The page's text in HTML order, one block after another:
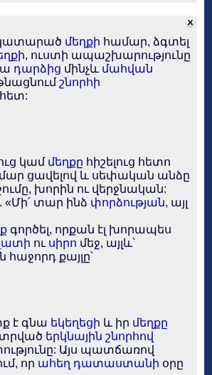
կատարած մեղքի համար, ձգտել
, ուստի ապաշխարությունը
դարձից մինչև մահվան
շնորհի
հետ:
կամ մեղքը հիշելուց հետո
ցավելով և սեփական անձը
խորին ու վերջնական:
«Մի՛ տար ինձ փորձության, այլ
գործել, որքան էլ խորապես
ու սիրո մեջ, այլև՝
քայլը՝
է գնա եկեղեցի և իր մեղքը
տրված երկնային շնորհով
Այս պատճառով
որ ահեղ դատաստանի օրը